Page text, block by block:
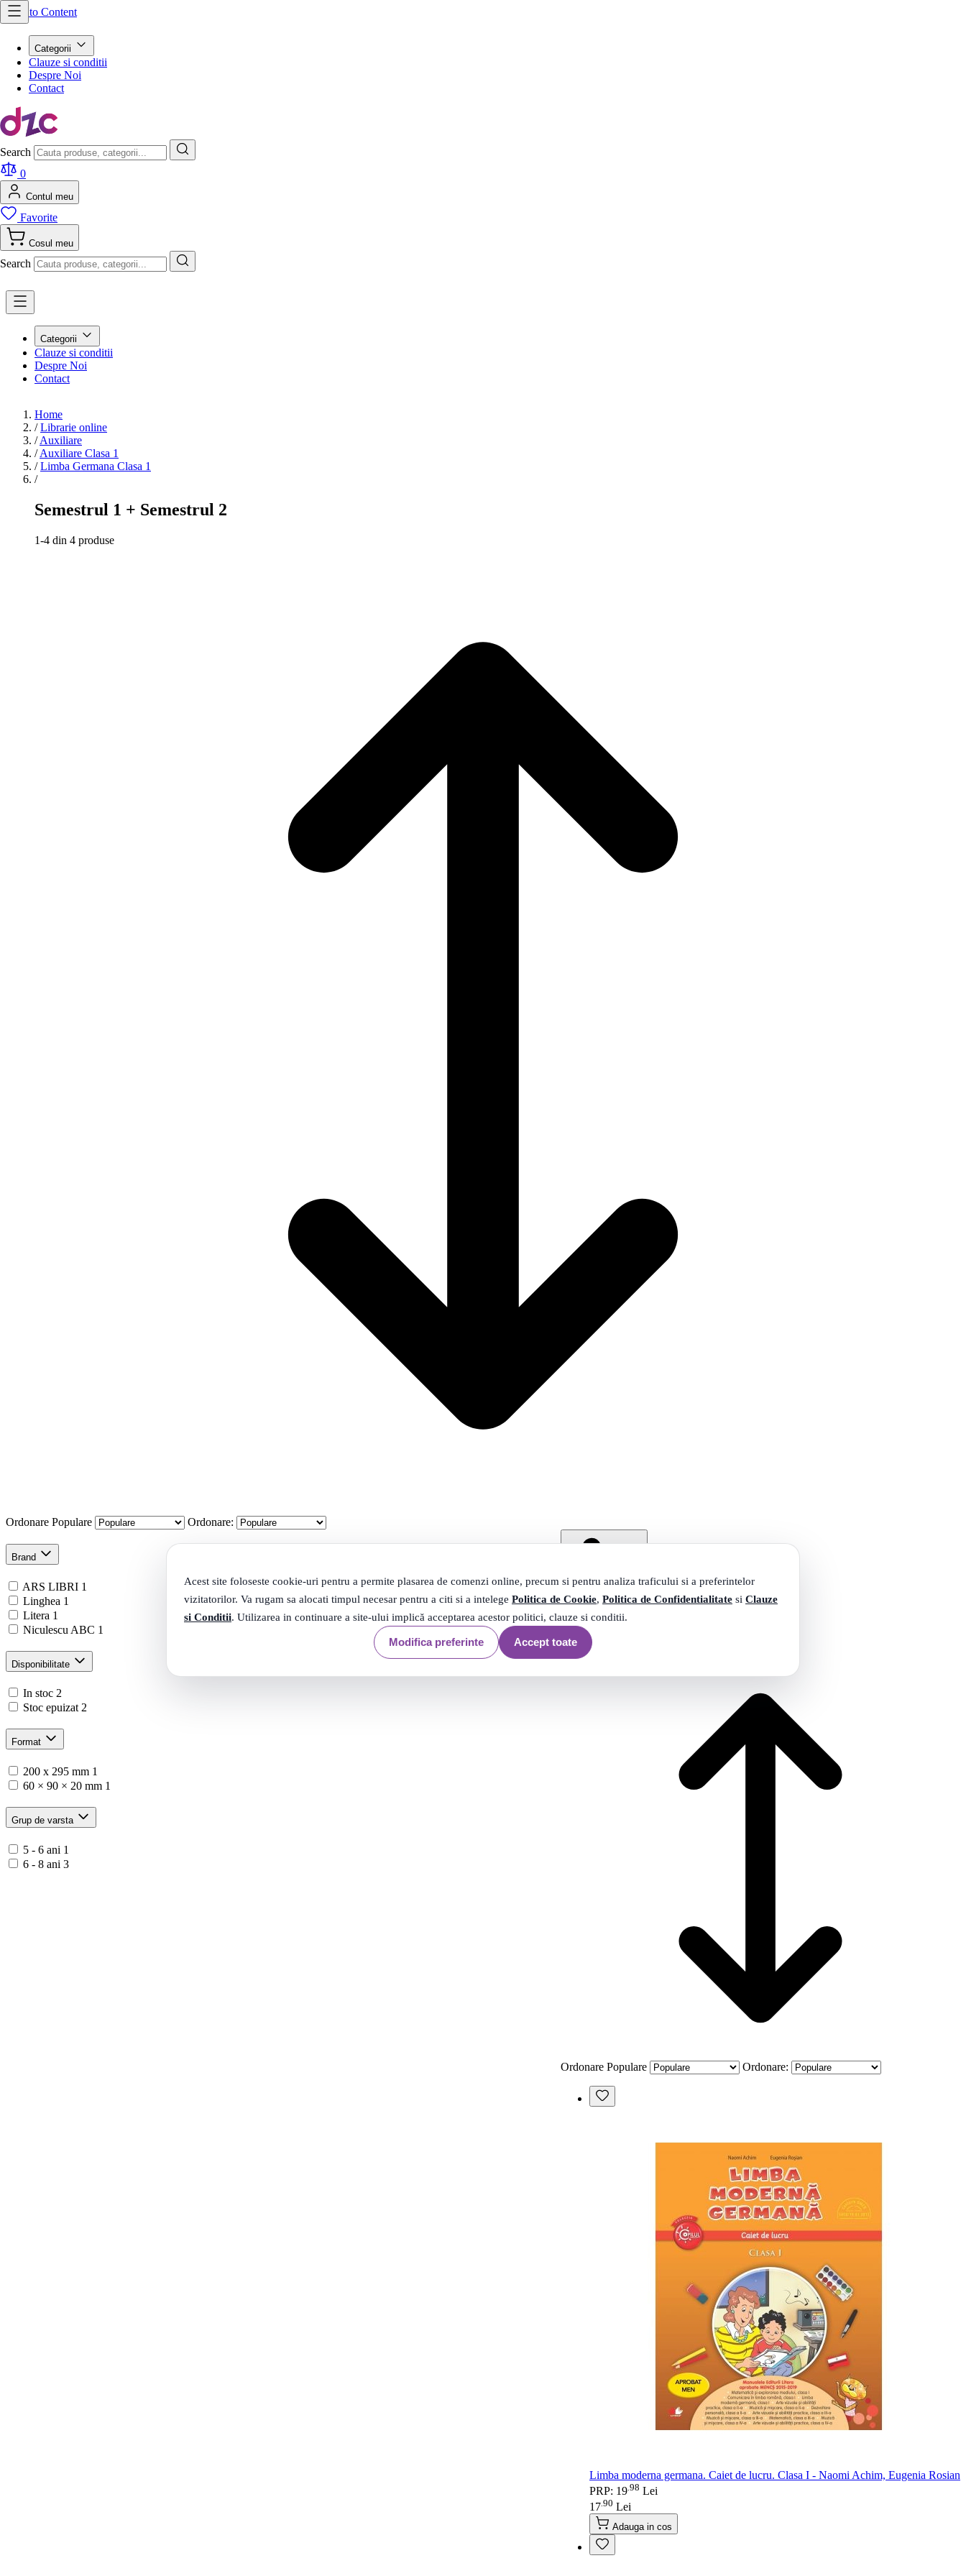
Acest site foloseste cookie-uri pentru a permite plasarea de comenzi online, precum si pentru analiza traficului si a preferintelor
vizitatorilor. Va rugam sa alocati timpul necesar pentru a citi si a intelege Politica de Cookie, Politica de Confidentialitate si Clauze
si Conditii. Utilizarea in continuare a site-ului implică acceptarea acestor politici, clauze si conditii.
Modifica preferinte Accept toate
Skip to Content
Categorii
Clauze si conditii
Despre Noi
Contact
Search
0
Contul meu
Favorite
Cosul meu
Search
Categorii
Clauze si conditii
Despre Noi
Contact
Home
/ Librarie online
/ Auxiliare
/ Auxiliare Clasa 1
/ Limba Germana Clasa 1
/
Semestrul 1 + Semestrul 2
1-4 din 4 produse
Ordonare Populare Ordonare:
Brand
ARS LIBRI 1
Linghea 1
Litera 1
Niculescu ABC 1
Disponibilitate
In stoc 2
Stoc epuizat 2
Format
200 x 295 mm 1
60 × 90 × 20 mm 1
Grup de varsta
5 - 6 ani 1
6 - 8 ani 3
Filtrare 4 produse
4 produse
Ordonare Populare Ordonare:
Limba moderna germana. Caiet de lucru. Clasa I - Naomi Achim, Eugenia Rosian
PRP: 19 98 Lei
17 90 Lei
Adauga in cos